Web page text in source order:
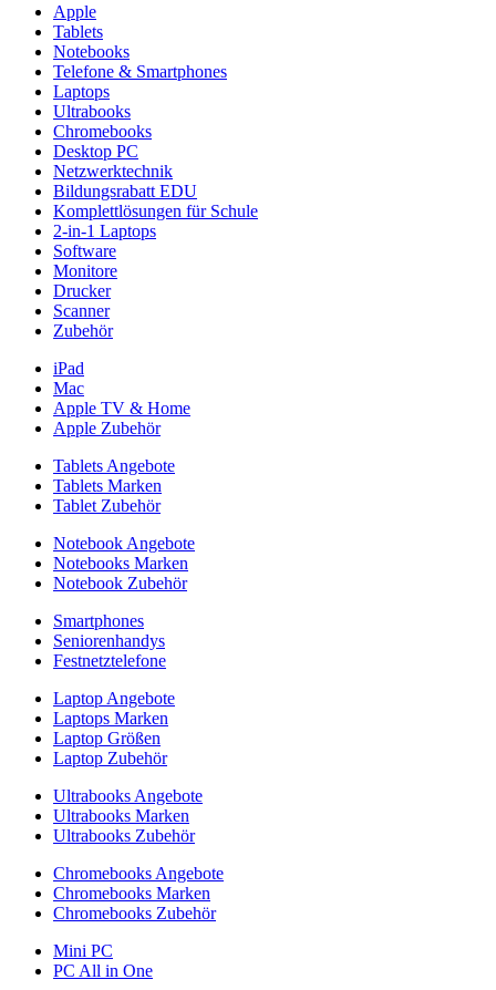
Apple
Tablets
Notebooks
Telefone & Smartphones
Laptops
Ultrabooks
Chromebooks
Desktop PC
Netzwerktechnik
Bildungsrabatt EDU
Komplettlösungen für Schule
2-in-1 Laptops
Software
Monitore
Drucker
Scanner
Zubehör
iPad
Mac
Apple TV & Home
Apple Zubehör
Tablets Angebote
Tablets Marken
Tablet Zubehör
Notebook Angebote
Notebooks Marken
Notebook Zubehör
Smartphones
Seniorenhandys
Festnetztelefone
Laptop Angebote
Laptops Marken
Laptop Größen
Laptop Zubehör
Ultrabooks Angebote
Ultrabooks Marken
Ultrabooks Zubehör
Chromebooks Angebote
Chromebooks Marken
Chromebooks Zubehör
Mini PC
PC All in One